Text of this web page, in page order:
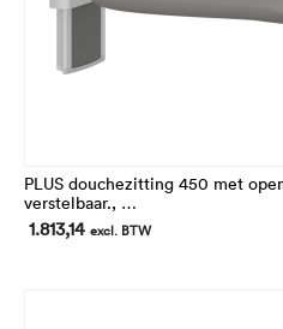
PLUS douchezitting 450 met
verstelbaar.,
In hoogte 240 mm verstelbaar
1.813,14 excl. BTW